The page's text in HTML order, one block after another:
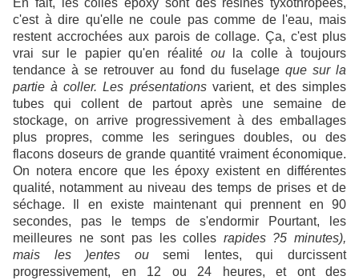
c'est à dire qu'elle ne coule pas comme de l'eau, mais
restent accrochées aux parois de collage. Ça, c'est plus
vrai sur le papier qu'en réalité oula colle à toujours
tendance à se retrouver au fond du fuselage que sur la
partie à coller. Les présentationsvarient, et des simples
tubes qui collent de partout après une semaine de
stockage, on arrive progressivement à des emballages
plus propres, comme les seringues doubles, ou des
flacons doseurs de grande quantité vraiment économique.
On notera encore que les époxy existent en différentes
qualité, notamment au niveau des temps de prises et de
séchage. Il en existe maintenant qui prennent en 90
secondes, pas le temps de s'endormir Pourtant, les
meilleures ne sont pas les colles rapides ?5 minutes),
mais les )entes ousemi lentes, qui durcissent
progressivement, en 12 ou 24 heures, et ont des